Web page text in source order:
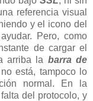
referencia visual
y el icono del
Pero, como
de cargar el
arriba la barra de
está, tampoco lo
normal. En la
del protocolo, y